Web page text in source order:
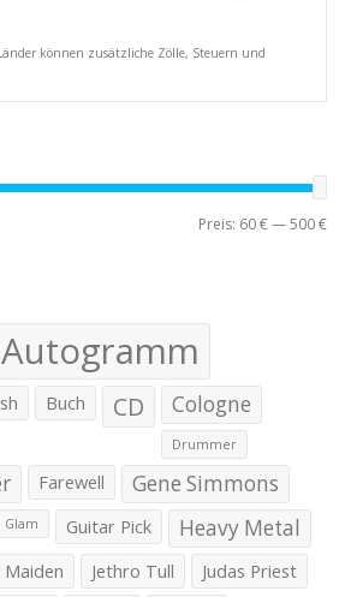
können zusätzliche Zölle, Steuern und
Preis: 60 €—500 €
Autogramm
Buch CD Cologne
Drummer
Farewell Gene Simmons
Glam Guitar Pick Heavy Metal
Jethro Tull Judas Priest